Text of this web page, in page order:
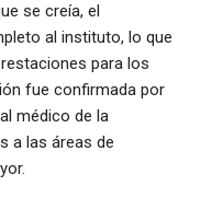
se creía, el
al instituto, lo que
para los
fue confirmada por
médico de la
a las áreas de